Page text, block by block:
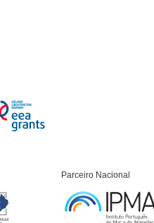
Parceiro Nacional